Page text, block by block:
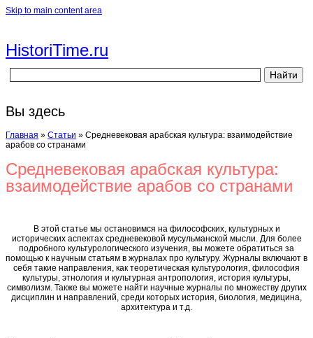
Skip to main content area
HistoriTime.ru
Вы здесь
Главная » Статьи » Средневековая арабская культура: взаимодействие
арабов со странами
Средневековая арабская культура:
взаимодействие арабов со странами
В этой статье мы остановимся на философских, культурных и
исторических аспектах средневековой мусульманской мысли. Для более
подробного культурологического изучения, вы можете обратиться за
помощью к научным статьям в журналах про культуру. Журналы включают в
себя такие направления, как теоретическая культурология, философия
культуры, этнология и культурная антропология, история культуры,
символизм. Также вы можете найти научные журналы по множеству других
дисциплин и направлений, среди которых история, биология, медицина,
архитектура и т.д.